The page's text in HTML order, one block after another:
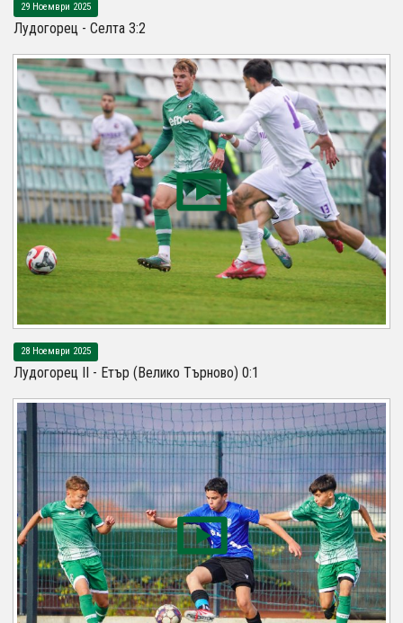
29 Ноември 2025
Лудогорец - Селта 3:2
28 Ноември 2025
Лудогорец II - Етър (Велико Търново) 0:1